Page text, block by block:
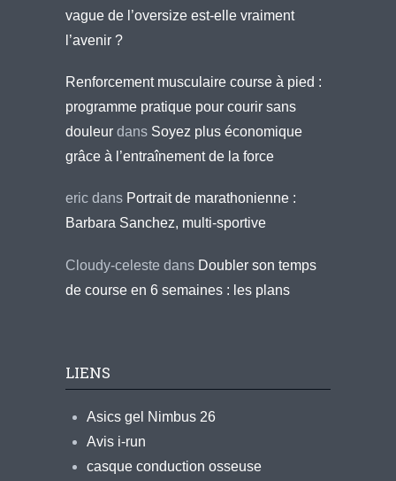
vague de l’oversize est-elle vraiment
l’avenir ?
Renforcement musculaire course à pied :
programme pratique pour courir sans
douleur dans Soyez plus économique
grâce à l’entraînement de la force
eric dans Portrait de marathonienne :
Barbara Sanchez, multi-sportive
Cloudy-celeste dans Doubler son temps
de course en 6 semaines : les plans
LIENS
Asics gel Nimbus 26
Avis i-run
casque conduction osseuse